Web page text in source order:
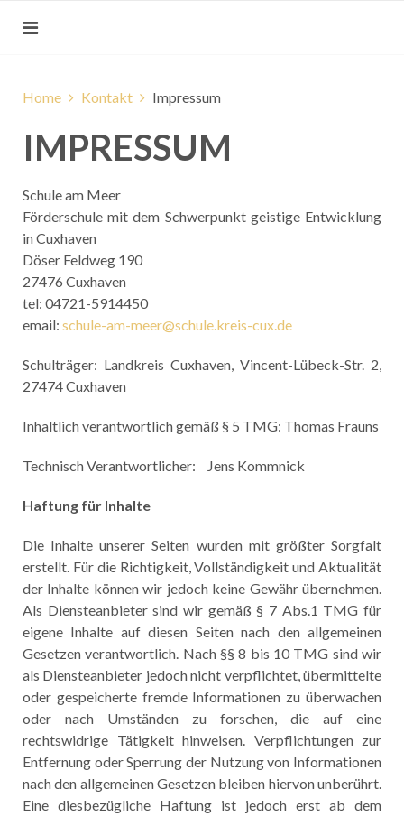
Home Kontakt Impressum
IMPRESSUM
Schule am Meer
Förderschule mit dem Schwerpunkt geistige Entwicklung
in Cuxhaven
Döser Feldweg 190
27476 Cuxhaven
tel: 04721-5914450
email: schule-am-meer@schule.kreis-cux.de
Schulträger: Landkreis Cuxhaven, Vincent-Lübeck-Str. 2,
27474 Cuxhaven
Inhaltlich verantwortlich gemäß § 5 TMG: Thomas Frauns
Technisch Verantwortlicher: Jens Kommnick
Haftung für Inhalte
Die Inhalte unserer Seiten wurden mit größter Sorgfalt
erstellt. Für die Richtigkeit, Vollständigkeit und Aktualität
der Inhalte können wir jedoch keine Gewähr übernehmen.
Als Diensteanbieter sind wir gemäß § 7 Abs.1 TMG für
eigene Inhalte auf diesen Seiten nach den allgemeinen
Gesetzen verantwortlich. Nach §§ 8 bis 10 TMG sind wir
als Diensteanbieter jedoch nicht verpflichtet, übermittelte
oder gespeicherte fremde Informationen zu überwachen
oder nach Umständen zu forschen, die auf eine
rechtswidrige Tätigkeit hinweisen. Verpflichtungen zur
Entfernung oder Sperrung der Nutzung von Informationen
nach den allgemeinen Gesetzen bleiben hiervon unberührt.
Eine diesbezügliche Haftung ist jedoch erst ab dem